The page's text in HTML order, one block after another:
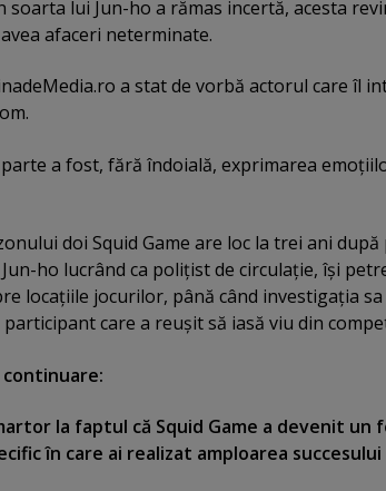
soarta lui Jun-ho a rămas incertă, acesta
afaceri neterminate.
a stat de vorbă actorul care îl
a fost, fără îndoială, exprimarea
doi Squid Game are loc la trei ani
ho lucrând ca poliţist de circulaţie, îşi
locaţiile jocurilor, până când investigaţia sa
care a reuşit să iasă viu din
la faptul că Squid Game a devenit un
în care ai realizat amploarea succesului